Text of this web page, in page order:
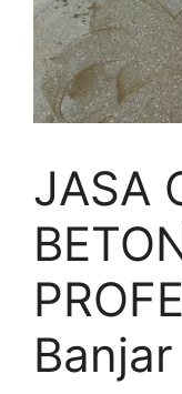
JASA
Banjar